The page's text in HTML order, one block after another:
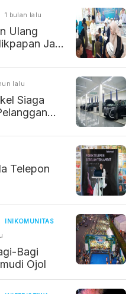
1 bulan lalu
Ulang
Jadi
lalu
Siaga
Telepon
INIKOMUNITAS
Bagi
Ojol